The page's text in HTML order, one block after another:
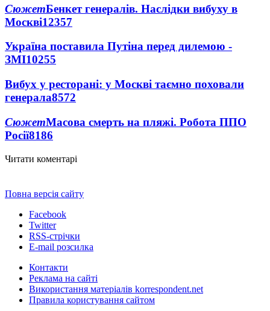
СюжетБенкет генералів. Наслідки вибуху в
Москві12357
Україна поставила Путіна перед дилемою -
ЗМІ10255
Вибух у ресторані: у Москві таємно поховали
генерала8572
СюжетМасова смерть на пляжі. Робота ППО
Росії8186
Читати коментарі
Повна версія сайту
Facebook
Twitter
RSS-стрічки
E-mail розсилка
Контакти
Реклама на сайті
Використання матеріалів korrespondent.net
Правила користування сайтом